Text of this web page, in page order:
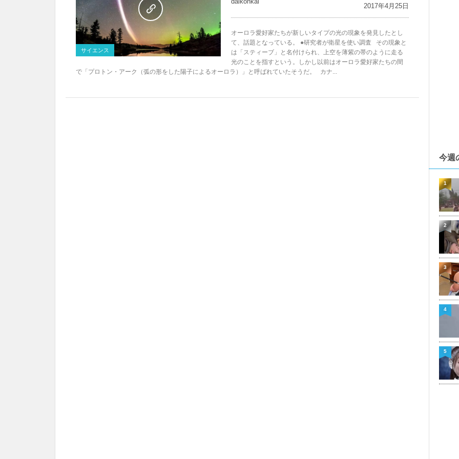
サイエンス
2017年4月25日
オーロラ愛好家たちが新しいタイプの光の現象を発見したとし
て、話題となっている。 ●研究者が衛星を使い調査 その現象と
は「スティーブ」と名付けられ、上空を薄紫の帯のように走る
光のことを指すという。しかし以前はオーロラ愛好家たちの間
で「プロトン・アーク（弧の形をした陽子によるオーロラ）」と呼ばれていたそうだ。 カナ...
今週
1
2
3
4
5